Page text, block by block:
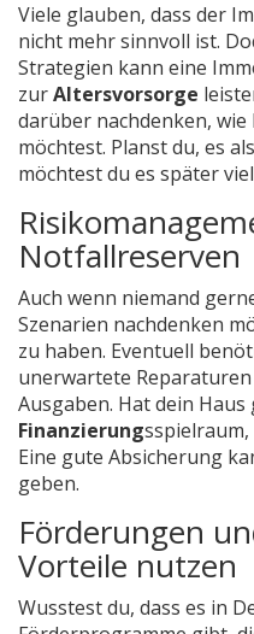
Viele glauben, dass der
nicht mehr sinnvoll ist.
Strategien kann eine
zurAltersvorsorge
darüber nachdenken,
möchtest. Planst du, es
möchtest du es später
Notfallreserven
Auch wenn niemand
Szenarien nachdenken
zu haben. Eventuell
unerwartete
Ausgaben. Hat dein Haus
Finanzierungsspielraum,
Eine gute Absicherung
geben.
Förderungen
Vorteile nutzen
Wusstest du, dass es in